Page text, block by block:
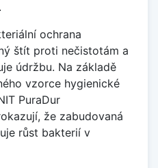
ochrana
štít proti nečistotám a
údržbu. Na základě
vzorce hygienické
PuraDur
že zabudovaná
růst bakterií v